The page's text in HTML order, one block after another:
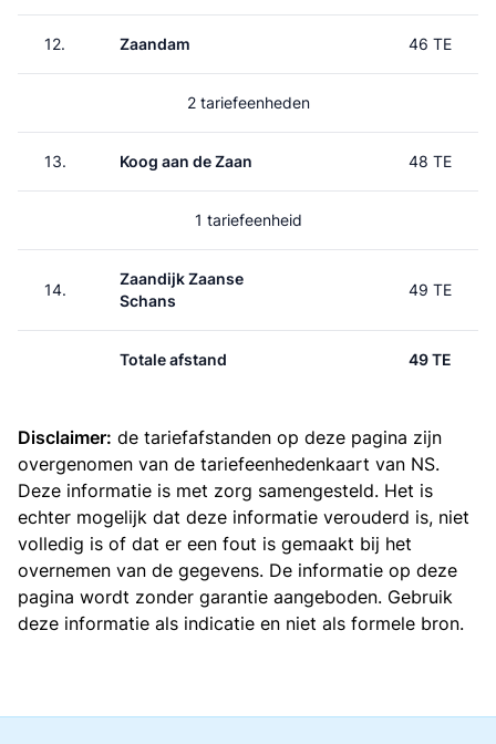
12. Zaandam 46 TE
2 tariefeenheden
13. Koog aan de Zaan 48 TE
1 tariefeenheid
14.
Zaandijk Zaanse
Schans
49 TE
Totale afstand 49 TE
Disclaimer: de tariefafstanden op deze pagina zijn
overgenomen van de tariefeenhedenkaart van NS.
Deze informatie is met zorg samengesteld. Het is
echter mogelijk dat deze informatie verouderd is, niet
volledig is of dat er een fout is gemaakt bij het
overnemen van de gegevens. De informatie op deze
pagina wordt zonder garantie aangeboden. Gebruik
deze informatie als indicatie en niet als formele bron.